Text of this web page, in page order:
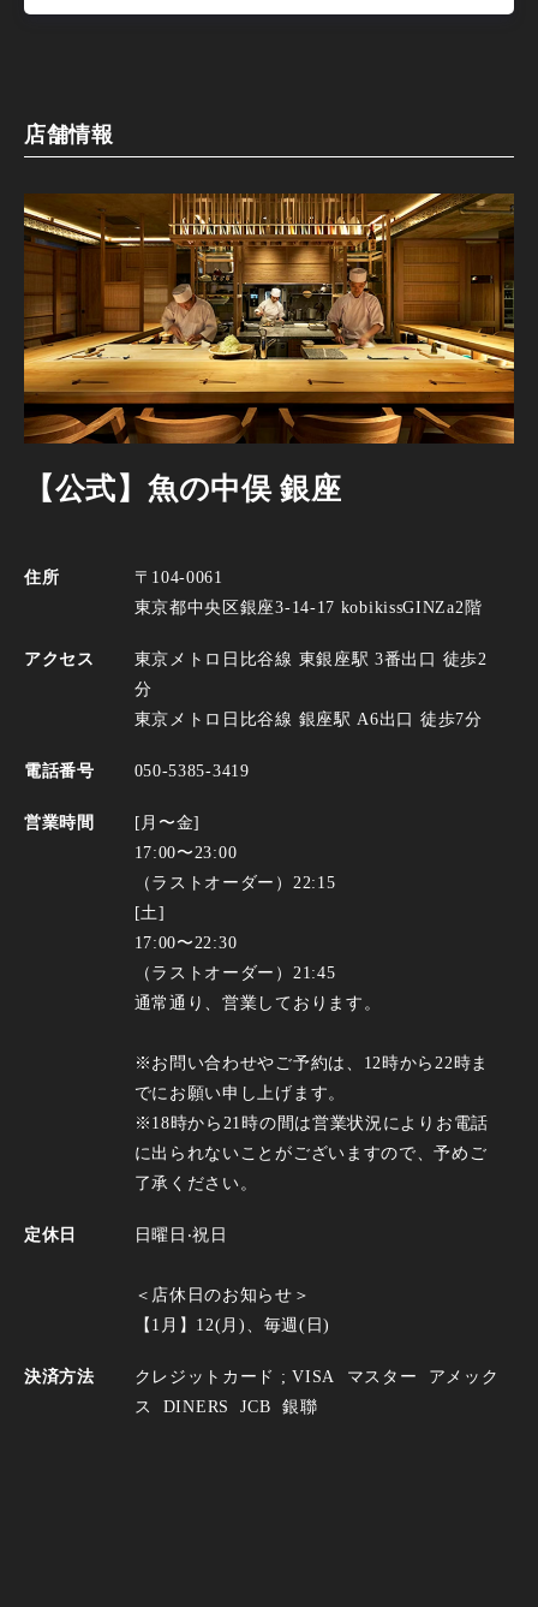
店舗情報
【公式】魚の中俣 銀座
住所
〒104-0061
東京都中央区銀座3-14-17 kobikissGINZa2階
アクセス
東京メトロ⽇⽐⾕線 東銀座駅 3番出⼝ 徒歩2
分
東京メトロ⽇⽐⾕線 銀座駅 A6出⼝ 徒歩7分
電話番号 050-5385-3419
営業時間
[⽉〜⾦]
17:00〜23:00
（ラストオーダー）22:15
[⼟]
17:00〜22:30
（ラストオーダー）21:45
通常通り、営業しております。
※お問い合わせやご予約は、12時から22時ま
でにお願い申し上げます。
※18時から21時の間は営業状況によりお電話
に出られないことがございますので、予めご
了承ください。
定休日 ⽇曜⽇‧祝⽇
＜店休日のお知らせ＞
【1月】12(月)、毎週(日)
決済方法 クレジットカード ; VISA マスター
アメック
ス
DINERS JCB 銀聯